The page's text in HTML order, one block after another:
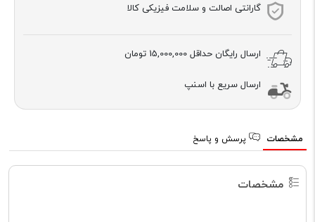
گارانتی اصالت و سلامت فیزیکی کالا
ارسال رایگان حداقل 15,000,000 تومان
ارسال سریع با اسنپ
مشخصات پرسش و پاسخ
مشخصات